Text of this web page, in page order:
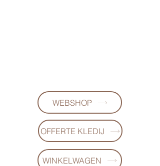
WEBSHOP
OFFERTE KLEDIJ
WINKELWAGEN